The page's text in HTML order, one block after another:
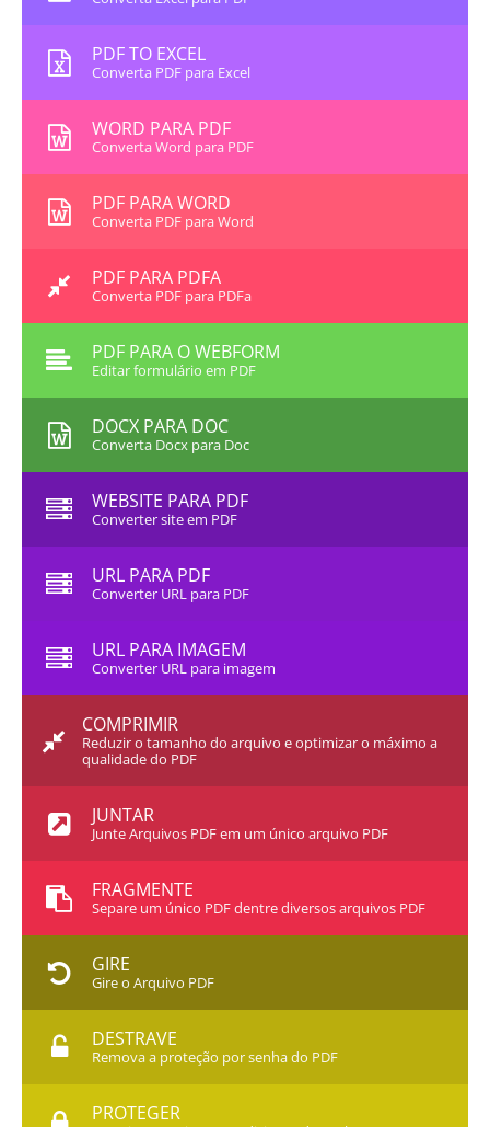
PDF TO EXCEL
Converta PDF para Excel
WORD PARA PDF
Converta Word para PDF
PDF PARA WORD
Converta PDF para Word
PDF PARA PDFA
Converta PDF para PDFa
PDF PARA O WEBFORM
Editar formulário em PDF
DOCX PARA DOC
Converta Docx para Doc
WEBSITE PARA PDF
Converter site em PDF
URL PARA PDF
Converter URL para PDF
URL PARA IMAGEM
Converter URL para imagem
COMPRIMIR
Reduzir o tamanho do arquivo e optimizar o máximo a
qualidade do PDF
JUNTAR
Junte Arquivos PDF em um único arquivo PDF
FRAGMENTE
Separe um único PDF dentre diversos arquivos PDF
GIRE
Gire o Arquivo PDF
DESTRAVE
Remova a proteção por senha do PDF
PROTEGER